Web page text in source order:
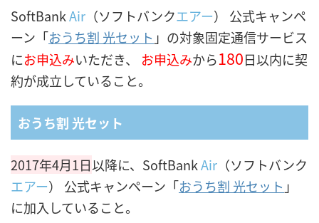
SoftBankAir （ソフトバンクエアー） 公式キャンペ
ーン「おうち割 光セット 」の対象固定通信サービス
にお申込みいただき、 お申込みから180日以内に契
約が成立していること。
おうち割 光セット
2017年4月1日以降に、SoftBankAir （ソフトバンク
エアー） 公式キャンペーン「おうち割 光セット 」
に加入していること。